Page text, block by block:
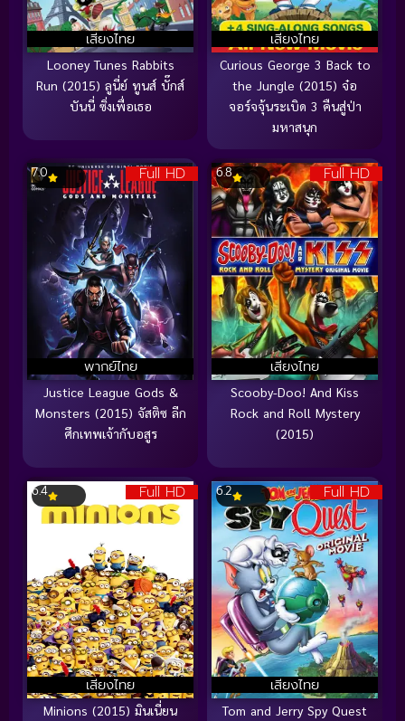
เสียงไทย
Looney Tunes Rabbits
Run (2015) ลูนี่ย์ ทูนส์ บั๊กส์
บันนี่ ซิ่งเพื่อเธอ
เสียงไทย
Curious George 3 Back to
the Jungle (2015) จ๋อ
จอร์จจุ้นระเบิด 3 คืนสู่ป่า
มหาสนุก
Full HD
พากย์ไทย
7.0
Justice League Gods &
Monsters (2015) จัสติซ ลีก
ศึกเทพเจ้ากับอสูร
Full HD
เสียงไทย
6.8
Scooby-Doo! And Kiss
Rock and Roll Mystery
(2015)
Full HD
เสียงไทย
6.4
Minions (2015) มินเนี่ยน
Full HD
เสียงไทย
6.2
Tom and Jerry Spy Quest